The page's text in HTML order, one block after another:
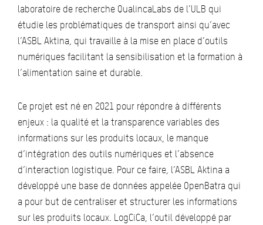
laboratoire de recherche QualincaLabs de l’ULB qui
étudie les problématiques de transport ainsi qu’avec
l’ASBL Aktina, qui travaille à la mise en place d’outils
numériques facilitant la sensibilisation et la formation à
l’alimentation saine et durable.
Ce projet est né en 2021 pour répondre à différents
enjeux : la qualité et la transparence variables des
informations sur les produits locaux, le manque
d’intégration des outils numériques et l’absence
d’interaction logistique. Pour ce faire, l’ASBL Aktina a
développé une base de données appelée OpenBatra qui
a pour but de centraliser et structurer les informations
sur les produits locaux. LogCiCa, l’outil développé par